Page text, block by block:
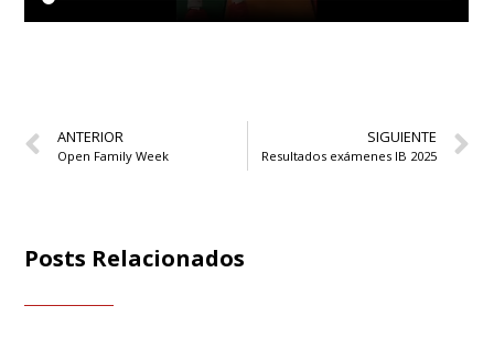
ANTERIOR
Open Family Week
SIGUIENTE
Resultados exámenes IB 2025
Posts Relacionados